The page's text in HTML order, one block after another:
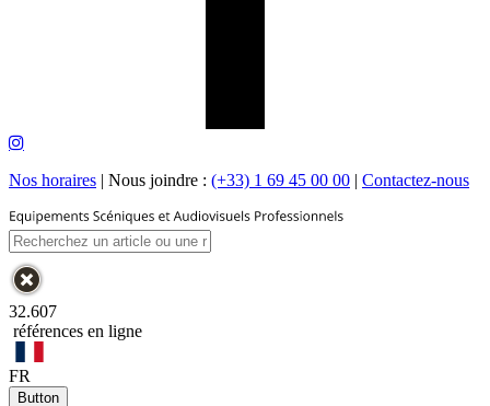
Nos horaires | Nous joindre : (+33) 1 69 45 00 00 | Contactez-nous
32.607
références en ligne
FR